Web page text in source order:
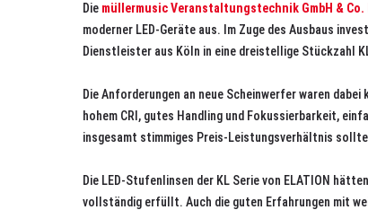
Die müllermusic Veranstaltungstechnik GmbH & Co.
moderner LED-Geräte aus. Im Zuge des Ausbaus
Dienstleister aus Köln in eine dreistellige Stückzahl
Die Anforderungen an neue Scheinwerfer waren
hohem CRI, gutes Handling und Fokussierbarkeit,
insgesamt stimmiges Preis-Leistungsverhältnis
Die LED-Stufenlinsen der KL Serie von ELATION
vollständig erfüllt. Auch die guten Erfahrungen mit